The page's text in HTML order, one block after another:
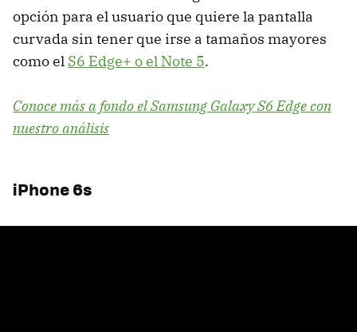
opción para el usuario que quiere la pantalla
curvada sin tener que irse a tamaños mayores
como el S6 Edge+ o el Note 5.
Conoce más a fondo el Samsung Galaxy S6 Edge con
nuestro análisis
iPhone 6s